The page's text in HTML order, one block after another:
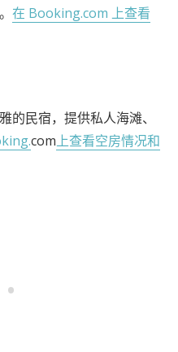
在 Booking.com 上查看
的民宿，提供私人海滩、
com上查看空房情况和